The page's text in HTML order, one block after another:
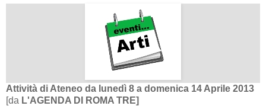
Attività di Ateneo da lunedì 8 a domenica 14 Aprile 2013
[da L'AGENDA DI ROMA TRE]